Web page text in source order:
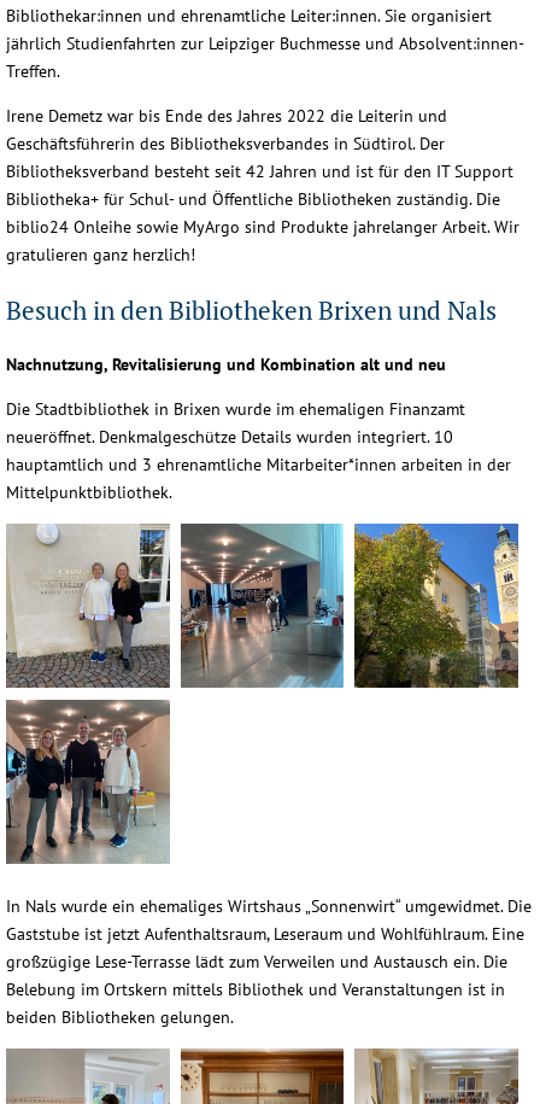
Bibliothekar:innen und ehrenamtliche Leiter:innen. Sie organisiert
jährlich Studienfahrten zur Leipziger Buchmesse und Absolvent:innen-
Treffen.
Irene Demetz war bis Ende des Jahres 2022 die Leiterin und
Geschäftsführerin des Bibliotheksverbandes in Südtirol. Der
Bibliotheksverband besteht seit 42 Jahren und ist für den IT Support
Bibliotheka+ für Schul- und Öffentliche Bibliotheken zuständig. Die
biblio24 Onleihe sowie MyArgo sind Produkte jahrelanger Arbeit. Wir
gratulieren ganz herzlich!
Besuch in den Bibliotheken Brixen und Nals
Nachnutzung, Revitalisierung und Kombination alt und neu
Die Stadtbibliothek in Brixen wurde im ehemaligen Finanzamt
neueröffnet. Denkmalgeschütze Details wurden integriert. 10
hauptamtlich und 3 ehrenamtliche Mitarbeiter*innen arbeiten in der
Mittelpunktbibliothek.
Brixen_IMG_8362-(7)
Brixen_IMG_8362-
(10)
Brixen_IMG_8362-
(18)
Brixen_IMG_8362-
(40)
In Nals wurde ein ehemaliges Wirtshaus „Sonnenwirt“ umgewidmet. Die
Gaststube ist jetzt Aufenthaltsraum, Leseraum und Wohlfühlraum. Eine
großzügige Lese-Terrasse lädt zum Verweilen und Austausch ein. Die
Belebung im Ortskern mittels Bibliothek und Veranstaltungen ist in
beiden Bibliotheken gelungen.
Nals_IMG_8326-(7) Nals_IMG_8326-(8) Nals_IMG_8326-(12)